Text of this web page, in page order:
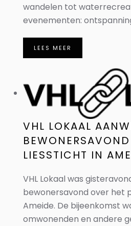
wandelen tot
evenementen:
LEES MEER
VHL LOKAAL
LIESSTICHT IN
VHL Lokaal was
bewonersavond over het
Ameide. De bijeenkomst
omwonenden en andere